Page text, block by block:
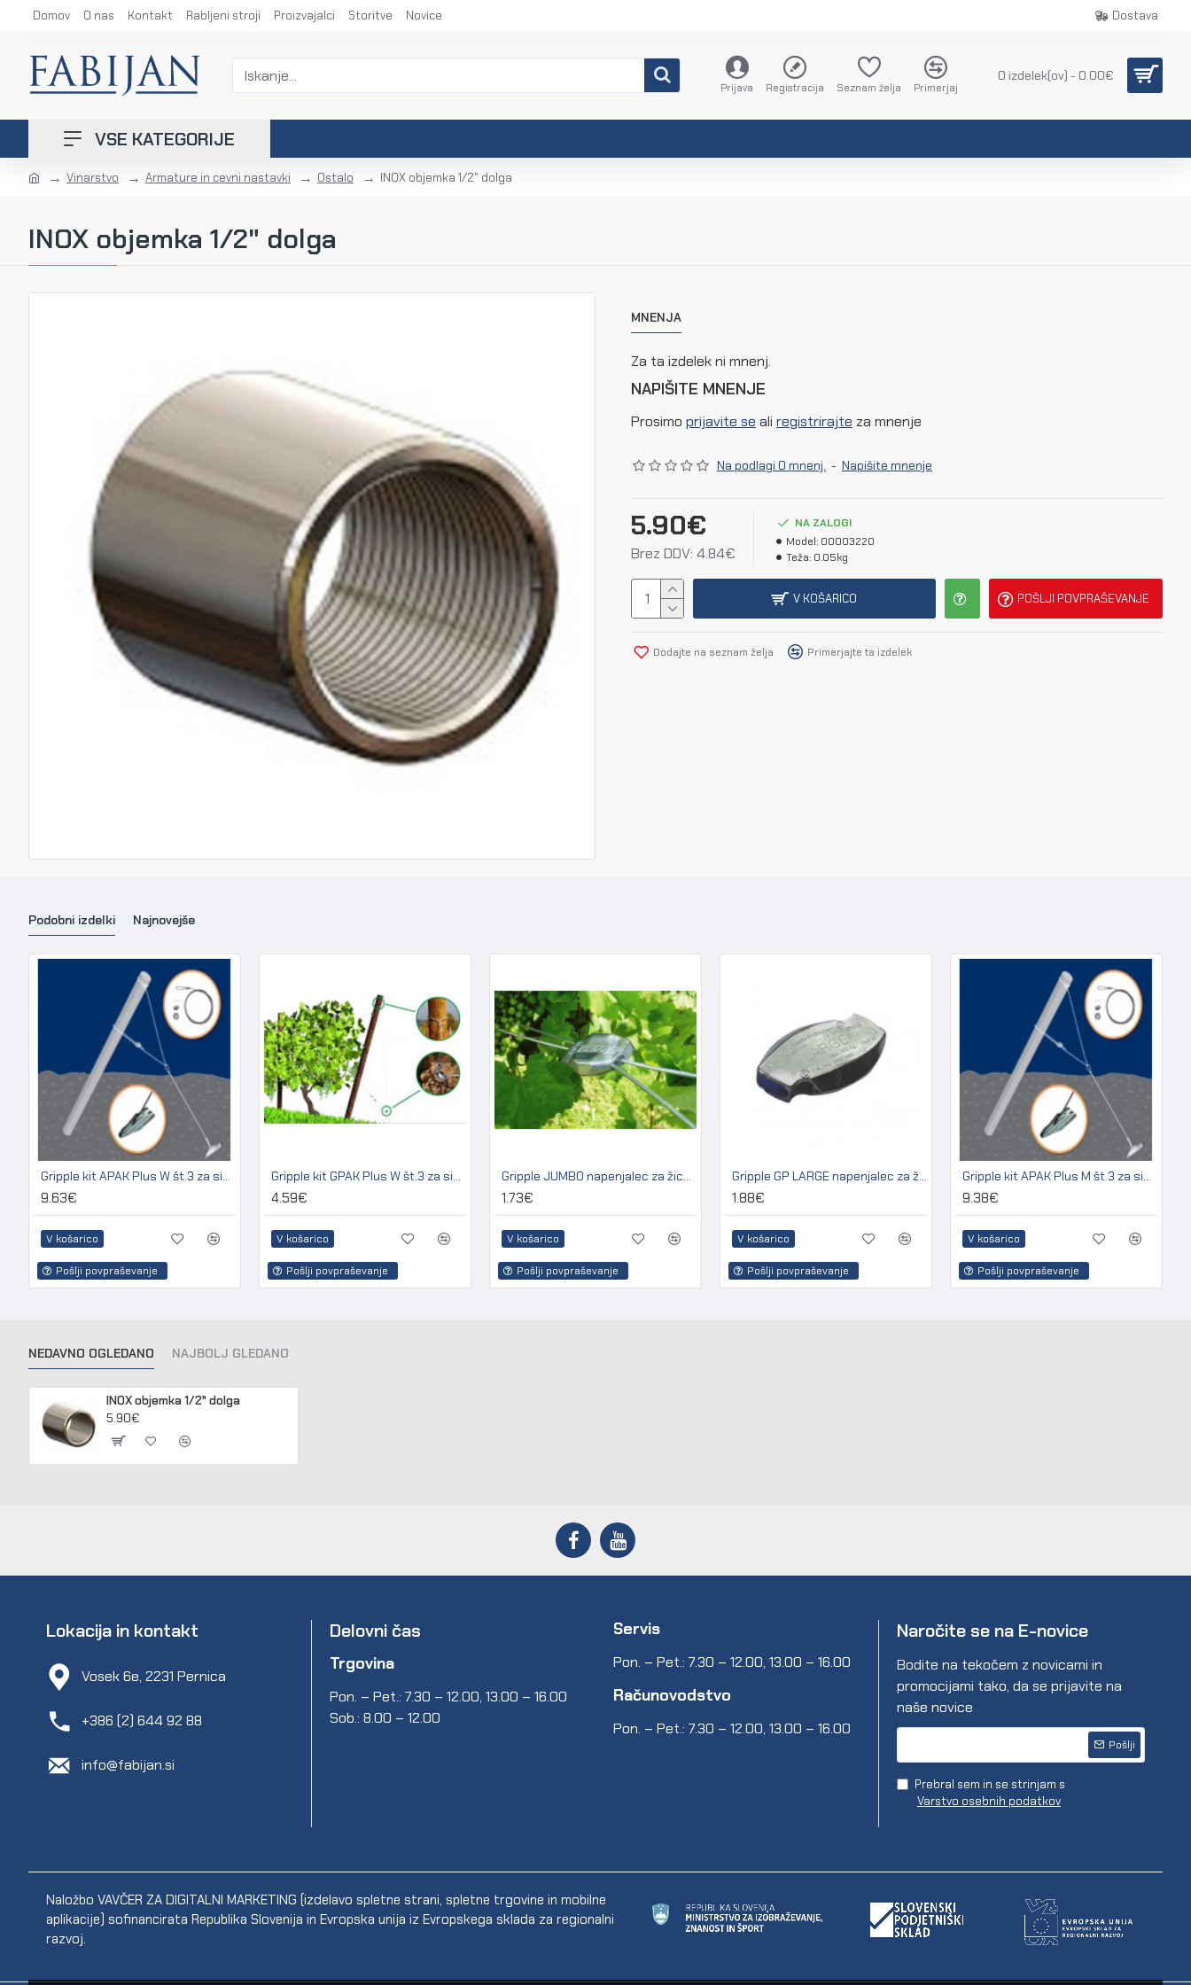
Domov O nas Kontakt Rabljeni stroji Proizvajalci Storitve Novice Dostava
Prijava Registracija Seznam želja Primerjaj
0 izdelek(ov) - 0.00€
VSE KATEGORIJE
Vinarstvo Armature in cevni nastavki Ostalo INOX objemka 1/2" dolga
INOX objemka 1/2" dolga
MNENJA
Za ta izdelek ni mnenj.
NAPIŠITE MNENJE
Prosimo prijavite se ali registrirajte za mnenje
Na podlagi 0 mnenj. - Napišite mnenje
5.90€
Brez DDV: 4.84€
NA ZALOGI
Model: 00003220
Teža: 0.05kg
V KOŠARICO POŠLJI POVPRAŠEVANJE
Dodajte na seznam želja Primerjajte ta izdelek
Podobni izdelki Najnovejše
Gripple kit APAK Plus W št.3 za sidranje lesenih in betonskih stebrov
9.63€
V košarico
Pošlji povpraševanje
Gripple kit GPAK Plus W št.3 za sidranje lesenih in betonskih stebrov
4.59€
V košarico
Pošlji povpraševanje
Gripple JUMBO napenjalec za žico 2,50 - 3,15 mm (pakir. 20 kos)
1.73€
V košarico
Pošlji povpraševanje
Gripple GP LARGE napenjalec za žico 3,2 - 4,2 mm (pakir. 20 kos)
1.88€
V košarico
Pošlji povpraševanje
Gripple kit APAK Plus M št.3 za sidranje kovinskih stebrov
9.38€
V košarico
Pošlji povpraševanje
NEDAVNO OGLEDANO NAJBOLJ GLEDANO
INOX objemka 1/2" dolga
5.90€
Lokacija in kontakt
Vosek 6e, 2231 Pernica
+386 (2) 644 92 88
info@fabijan.si
Delovni čas
Trgovina
Pon. – Pet.: 7.30 – 12.00, 13.00 – 16.00
Sob.: 8.00 – 12.00
Servis
Pon. – Pet.: 7.30 – 12.00, 13.00 – 16.00
Računovodstvo
Pon. – Pet.: 7.30 – 12.00, 13.00 – 16.00
Naročite se na E-novice
Bodite na tekočem z novicami in
promocijami tako, da se prijavite na
naše novice
Pošlji
Prebral sem in se strinjam s
Varstvo osebnih podatkov
Naložbo VAVČER ZA DIGITALNI MARKETING (izdelavo spletne strani, spletne trgovine in mobilne
aplikacije) sofinancirata Republika Slovenija in Evropska unija iz Evropskega sklada za regionalni
razvoj.